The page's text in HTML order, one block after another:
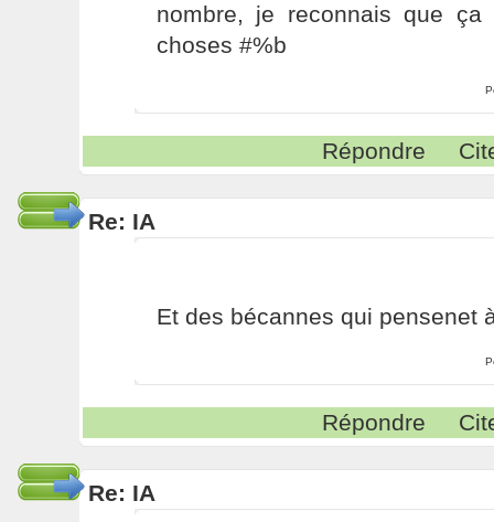
nombre, je reconnais que
choses #%b
Répondre
Re: IA
Et des bécannes qui pensenet
Répondre
Re: IA